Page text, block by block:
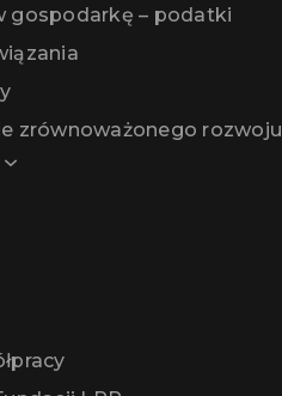
gospodarkę – podatki
zrównoważonego rozwoju